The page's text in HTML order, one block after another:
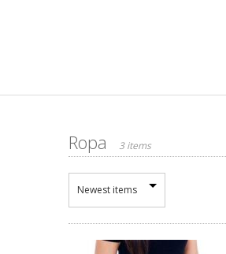
Ropa 3 items
Newest items